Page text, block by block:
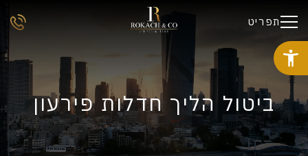
תפריט
ביטול הליך חדלות פירעון